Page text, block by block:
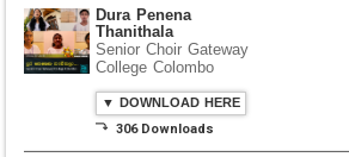
Dura Penena
Thanithala
Senior Choir Gateway
College Colombo
▼ DOWNLOAD HERE
⤵ 306 Downloads